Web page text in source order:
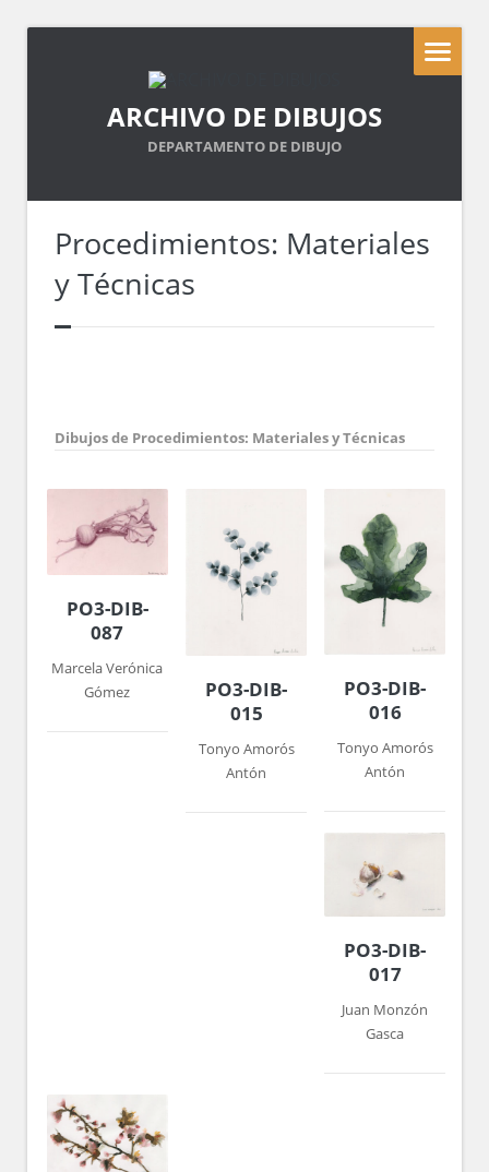
ARCHIVO DE DIBUJOS
DEPARTAMENTO DE DIBUJO
Procedimientos: Materiales
y Técnicas
Dibujos de Procedimientos: Materiales y Técnicas
PO3-DIB-
087
Marcela Verónica
Gómez
PO3-DIB-
015
Tonyo Amorós
Antón
PO3-DIB-
016
Tonyo Amorós
Antón
PO3-DIB-
017
Juan Monzón
Gasca